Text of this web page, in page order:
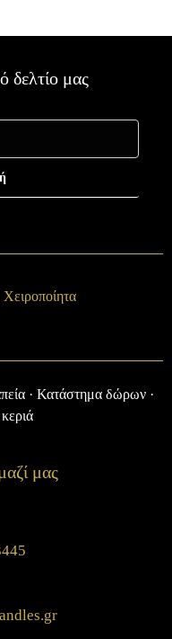
δελτίο μας
· Κατάστημα δώρων ·
μας